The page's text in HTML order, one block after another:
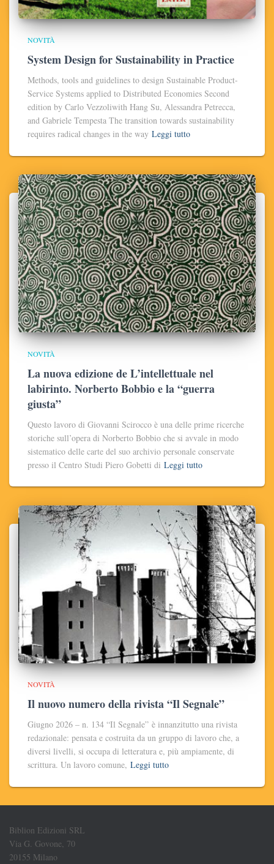
NOVITÀ
System Design for Sustainability in Practice
Methods, tools and guidelines to design Sustainable Product-
Service Systems applied to Distributed Economies Second
edition by Carlo Vezzoliwith Hang Su, Alessandra Petrecca,
and Gabriele Tempesta The transition towards sustainability
requires radical changes in the way Leggi tutto
NOVITÀ
La nuova edizione de L’intellettuale nel
labirinto. Norberto Bobbio e la “guerra
giusta”
Questo lavoro di Giovanni Scirocco è una delle prime ricerche
storiche sull’opera di Norberto Bobbio che si avvale in modo
sistematico delle carte del suo archivio personale conservate
presso il Centro Studi Piero Gobetti di Leggi tutto
NOVITÀ
Il nuovo numero della rivista “Il Segnale”
Giugno 2026 – n. 134 “Il Segnale” è innanzitutto una rivista
redazionale: pensata e costruita da un gruppo di lavoro che, a
diversi livelli, si occupa di letteratura e, più ampiamente, di
scrittura. Un lavoro comune, Leggi tutto
Biblion Edizioni SRL
Via G. Govone, 70
20155 Milano